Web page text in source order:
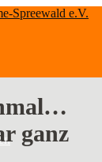
ganz